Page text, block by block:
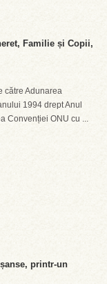
Familie și Copii,
către Adunarea
1994 drept Anul
Convenției ONU cu ...
printr-un